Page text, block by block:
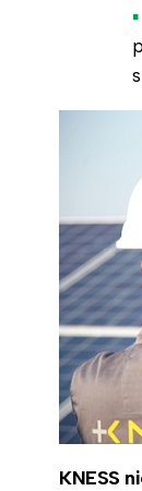
KNESS